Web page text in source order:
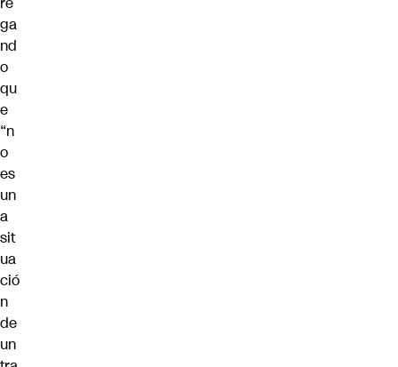
ga
nd
o
qu
e
“n
o
es
un
a
sit
ua
ció
n
de
un